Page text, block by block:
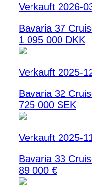
Verkauft 2026-
Bavaria 37
1 095 000 DKK
Verkauft 2025-
Bavaria 32
725 000 SEK
Verkauft 2025-
Bavaria 33
89 000 €